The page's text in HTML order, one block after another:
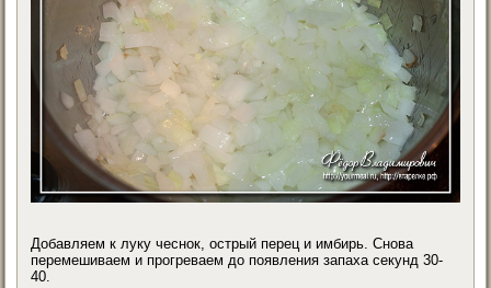
Добавляем к луку чеснок, острый перец и имбирь. Снова
перемешиваем и прогреваем до появления запаха секунд 30-
40.